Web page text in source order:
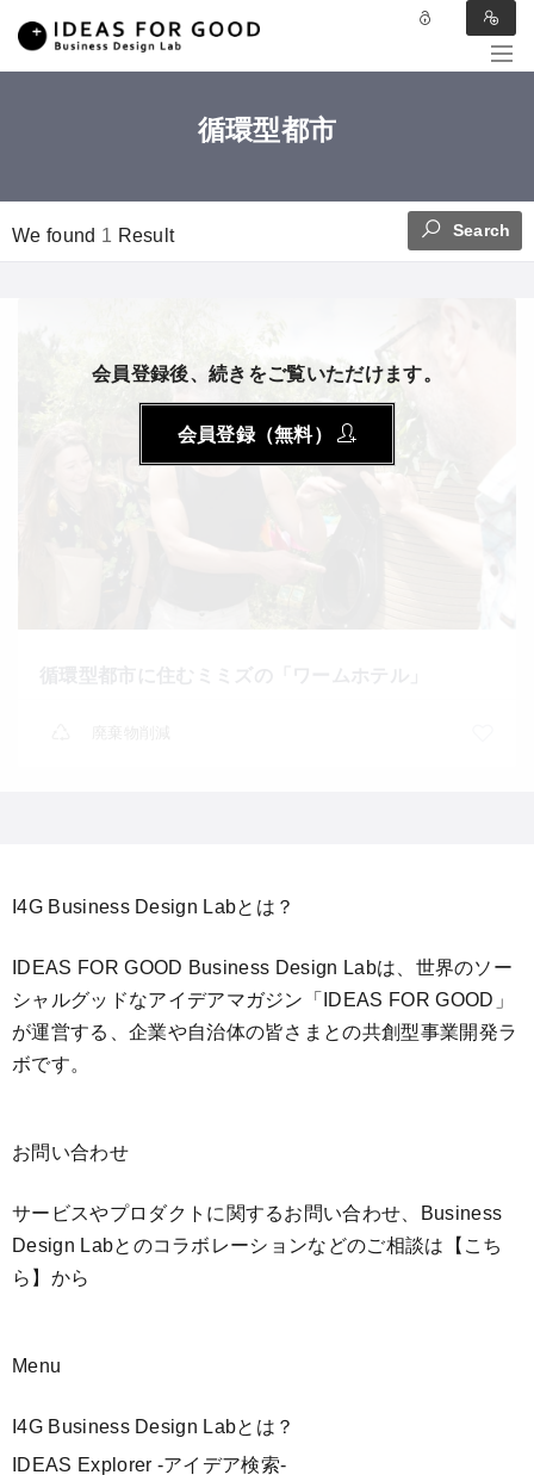
循環型都市
We found 1 Result Search
会員登録後、続きをご覧いただけます。
会員登録（無料）
I4G Business Design Labとは？
IDEAS FOR GOOD Business Design Labは、世界のソー
シャルグッドなアイデアマガジン「IDEAS FOR GOOD」
が運営する、企業や自治体の皆さまとの共創型事業開発ラ
ボです。
お問い合わせ
サービスやプロダクトに関するお問い合わせ、Business
Design Labとのコラボレーションなどのご相談は 【こち
ら】 から
Menu
I4G Business Design Labとは？
IDEAS Explorer -アイデア検索-